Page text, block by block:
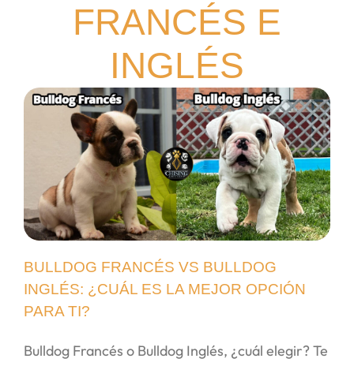
FRANCÉS E
INGLÉS
BULLDOG FRANCÉS VS BULLDOG
INGLÉS: ¿CUÁL ES LA MEJOR OPCIÓN
PARA TI?
Bulldog Francés o Bulldog Inglés, ¿cuál elegir? Te